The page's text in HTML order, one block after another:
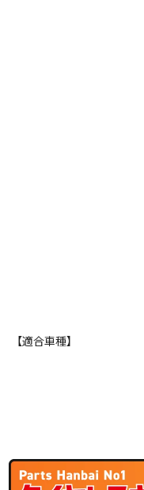
【適合車種】